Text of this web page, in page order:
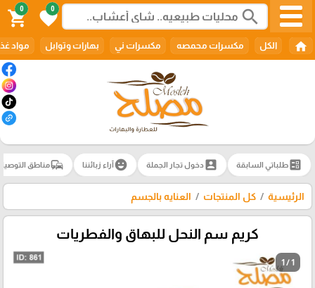
search
0
favorite
0
shopping_cart
home الكل مكسرات محمصه مكسرات ني بهارات وتوابل مواد
ballotطلباتي السابقة account_box دخول تجار الجملة emoji_emotionsآراء زبائننا commuteمناطق
الرئيسية كل المنتجات العنايه بالجسم
كريم سم النحل للبهاق والفطريات
1 / 1